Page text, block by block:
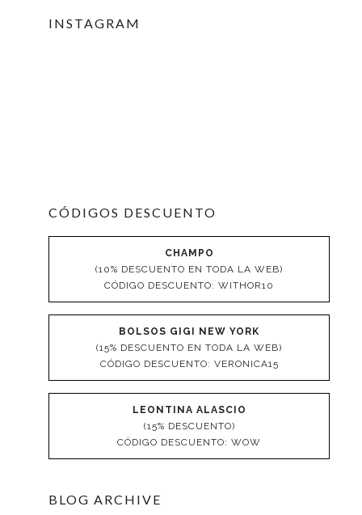
INSTAGRAM
CÓDIGOS DESCUENTO
CHAMPO
(10% DESCUENTO EN TODA LA WEB)
CÓDIGO DESCUENTO: WITHOR10
BOLSOS GIGI NEW YORK
(15% DESCUENTO EN TODA LA WEB)
CÓDIGO DESCUENTO: VERONICA15
LEONTINA ALASCIO
(15% DESCUENTO)
CÓDIGO DESCUENTO: WOW
BLOG ARCHIVE